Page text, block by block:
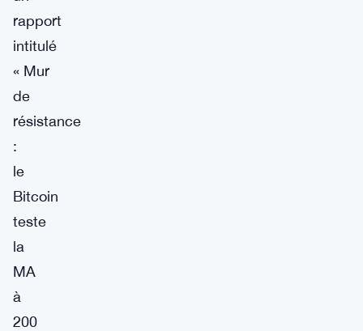
rapport
intitulé
« Mur
de
résistance
:
le
Bitcoin
teste
la
MA
à
200